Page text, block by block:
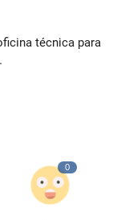
técnica para
0